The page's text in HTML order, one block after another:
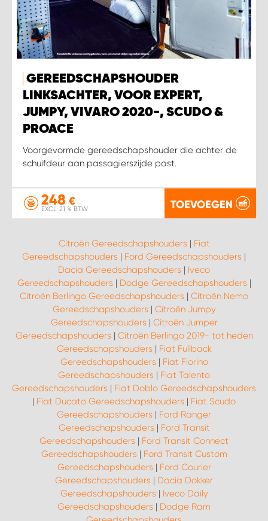
GEREEDSCHAPSHOUDER
LINKSACHTER, VOOR EXPERT,
JUMPY, VIVARO 2020-, SCUDO &
PROACE
Voorgevormde gereedschapshouder die achter de
schuifdeur aan passagierszijde past.
248 €
EXCL. 21 % BTW TOEVOEGEN
Citroën Gereedschapshouders | Fiat
Gereedschapshouders | Ford Gereedschapshouders |
Dacia Gereedschapshouders | Iveco
Gereedschapshouders | Dodge Gereedschapshouders |
Citroën Berlingo Gereedschapshouders | Citroën Nemo
Gereedschapshouders | Citroën Jumpy
Gereedschapshouders | Citroën Jumper
Gereedschapshouders | Citroën Berlingo 2019- tot heden
Gereedschapshouders | Fiat Fullback
Gereedschapshouders | Fiat Fiorino
Gereedschapshouders | Fiat Talento
Gereedschapshouders | Fiat Doblo Gereedschapshouders
| Fiat Ducato Gereedschapshouders | Fiat Scudo
Gereedschapshouders | Ford Ranger
Gereedschapshouders | Ford Transit
Gereedschapshouders | Ford Transit Connect
Gereedschapshouders | Ford Transit Custom
Gereedschapshouders | Ford Courier
Gereedschapshouders | Dacia Dokker
Gereedschapshouders | Iveco Daily
Gereedschapshouders | Dodge Ram